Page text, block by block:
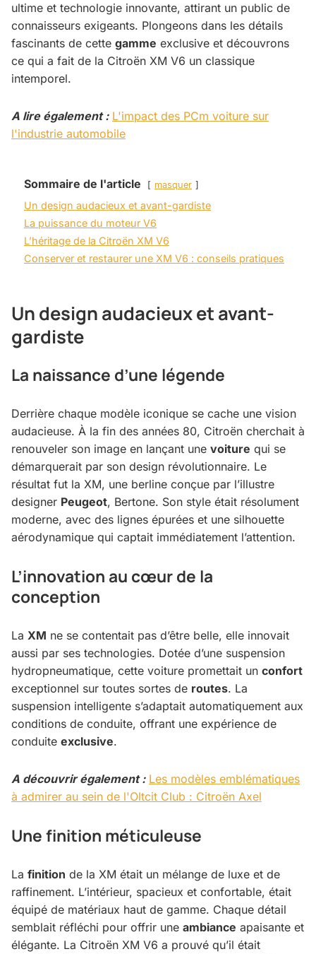
ultime et technologie innovante, attirant un public de
connaisseurs exigeants. Plongeons dans les détails
fascinants de cette gamme exclusive et découvrons
ce qui a fait de la Citroën XM V6 un classique
intemporel.
A lire également : L'impact des PCm voiture sur
l'industrie automobile
Sommaire de l'article masquer
Un design audacieux et avant-gardiste
La puissance du moteur V6
L’héritage de la Citroën XM V6
Conserver et restaurer une XM V6 : conseils pratiques
Un design audacieux et avant-
gardiste
La naissance d’une légende
Derrière chaque modèle iconique se cache une vision
audacieuse. À la fin des années 80, Citroën cherchait à
renouveler son image en lançant une voiture qui se
démarquerait par son design révolutionnaire. Le
résultat fut la XM, une berline conçue par l’illustre
designer Peugeot, Bertone. Son style était résolument
moderne, avec des lignes épurées et une silhouette
aérodynamique qui captait immédiatement l’attention.
L’innovation au cœur de la
conception
La XM ne se contentait pas d’être belle, elle innovait
aussi par ses technologies. Dotée d’une suspension
hydropneumatique, cette voiture promettait un confort
exceptionnel sur toutes sortes de routes. La
suspension intelligente s’adaptait automatiquement aux
conditions de conduite, offrant une expérience de
conduite exclusive.
A découvrir également : Les modèles emblématiques
à admirer au sein de l'Oltcit Club : Citroën Axel
Une finition méticuleuse
La finition de la XM était un mélange de luxe et de
raffinement. L’intérieur, spacieux et confortable, était
équipé de matériaux haut de gamme. Chaque détail
semblait réfléchi pour offrir une ambiance apaisante et
élégante. La Citroën XM V6 a prouvé qu’il était